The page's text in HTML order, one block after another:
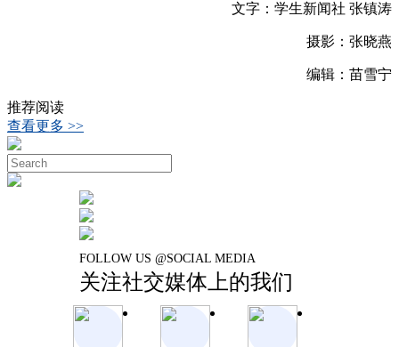
文字：学生新闻社 张镇涛
摄影：张晓燕
编辑：苗雪宁
推荐阅读
查看更多 >>
FOLLOW US @SOCIAL MEDIA
关注社交媒体上的我们